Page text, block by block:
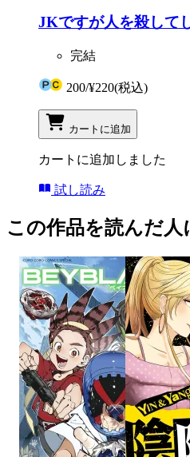
JKですが人を殺して
完結
200/¥220(税込)
カートに追加
カートに追加しました
試し読み
この作品を読んだ